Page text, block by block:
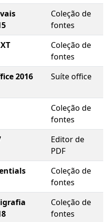
Coleção de
fontes
Coleção de
fontes
2016
Suíte office
Coleção de
fontes
Editor de
PDF
Coleção de
fontes
Coleção de
fontes